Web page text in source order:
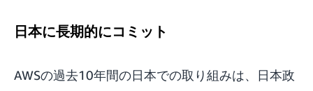
日本に長期的にコミット
AWSの過去10年間の日本での取り組みは、日本政